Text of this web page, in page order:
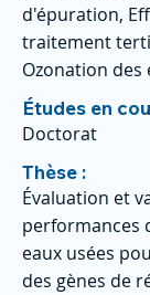
d'épuration,
traitement
Ozonation des
Études en
Doctorat
Thèse :
Évaluation et
performances
eaux usées
des gènes de